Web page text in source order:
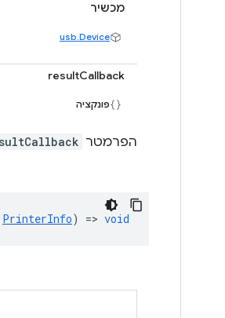
מכשיר
usb.Device
resultCallback
פונקציה
הפרמטר
PrinterInfo) => void